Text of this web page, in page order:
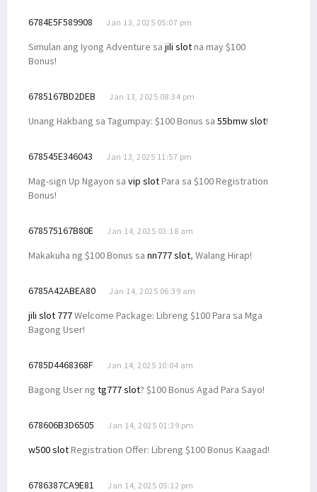
6784E5F589908 Jan 13, 2025 05:07 pm
Simulan ang Iyong Adventure sa jili slotna may $100
Bonus!
6785167BD2DEB Jan 13, 2025 08:34 pm
Unang Hakbang sa Tagumpay: $100 Bonus sa 55bmw slot!
678545E346043 Jan 13, 2025 11:57 pm
Mag-sign Up Ngayon sa vip slotPara sa $100 Registration
Bonus!
678575167B80E Jan 14, 2025 03:18 am
Makakuha ng $100 Bonus sa nn777 slot, Walang Hirap!
6785A42ABEA80 Jan 14, 2025 06:39 am
jili slot 777Welcome Package: Libreng $100 Para sa Mga
Bagong User!
6785D4468368F Jan 14, 2025 10:04 am
Bagong User ng tg777 slot? $100 Bonus Agad Para Sayo!
678606B3D6505 Jan 14, 2025 01:39 pm
w500 slotRegistration Offer: Libreng $100 Bonus Kaagad!
6786387CA9E81 Jan 14, 2025 05:12 pm